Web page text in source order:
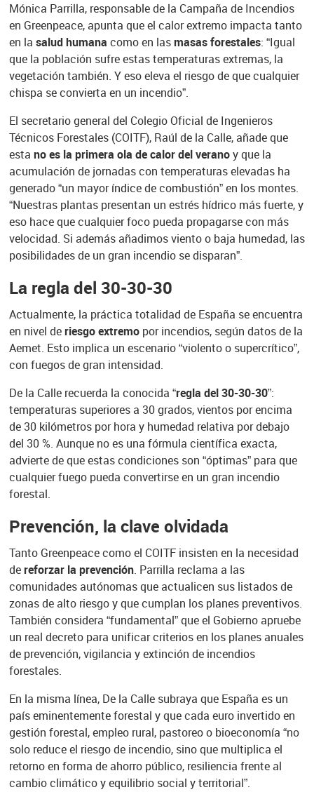
Mónica Parrilla, responsable de la Campaña de Incendios
en Greenpeace, apunta que el calor extremo impacta tanto
en la salud humana como en lasmasas forestales: “Igual
que la población sufre estas temperaturas extremas, la
vegetación también. Y eso eleva el riesgo de que cualquier
chispa se convierta en un incendio”.
El secretario general del Colegio Oficial de Ingenieros
Técnicos Forestales (COITF), Raúl de la Calle, añade que
esta no es la primera ola de calor del veranoy que la
acumulación de jornadas con temperaturas elevadas ha
generado “un mayor índice de combustión” en los montes.
“Nuestras plantas presentan un estrés hídrico más fuerte, y
eso hace que cualquier foco pueda propagarse con más
velocidad. Si además añadimos viento o baja humedad, las
posibilidades de un gran incendio se disparan”.
La regla del 30-30-30
Actualmente, la práctica totalidad de España se encuentra
en nivel deriesgo extremopor incendios, según datos de la
Aemet. Esto implica un escenario “violento o supercrítico”,
con fuegos de gran intensidad.
De la Calle recuerda la conocida “regla del 30-30-30”:
temperaturas superiores a 30 grados, vientos por encima
de 30 kilómetros por hora y humedad relativa por debajo
del 30 %. Aunque no es una fórmula científica exacta,
advierte de que estas condiciones son “óptimas” para que
cualquier fuego pueda convertirse en un gran incendio
forestal.
Prevención, la clave olvidada
Tanto Greenpeace como el COITF insisten en la necesidad
dereforzar la prevención. Parrilla reclama a las
comunidades autónomas que actualicen sus listados de
zonas de alto riesgo y que cumplan los planes preventivos.
También considera “fundamental” que el Gobierno apruebe
un real decreto para unificar criterios en los planes anuales
de prevención, vigilancia y extinción de incendios
forestales.
En la misma línea, De la Calle subraya que España es un
país eminentemente forestal y que cada euro invertido en
gestión forestal, empleo rural, pastoreo o bioeconomía “no
solo reduce el riesgo de incendio, sino que multiplica el
retorno en forma de ahorro público, resiliencia frente al
cambio climático y equilibrio social y territorial”.